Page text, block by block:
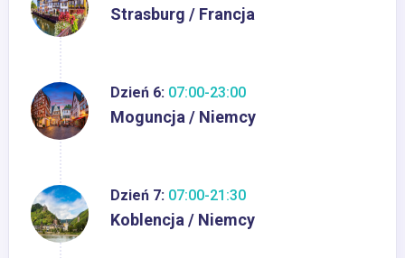
Strasburg / Francja
Dzień 6: 07:00-23:00
Moguncja / Niemcy
Dzień 7: 07:00-21:30
Koblencja / Niemcy